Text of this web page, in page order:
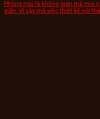
Phòng ngủ là không gian mà mọi
giãn. Vì vậy mà việc thiết kế nội